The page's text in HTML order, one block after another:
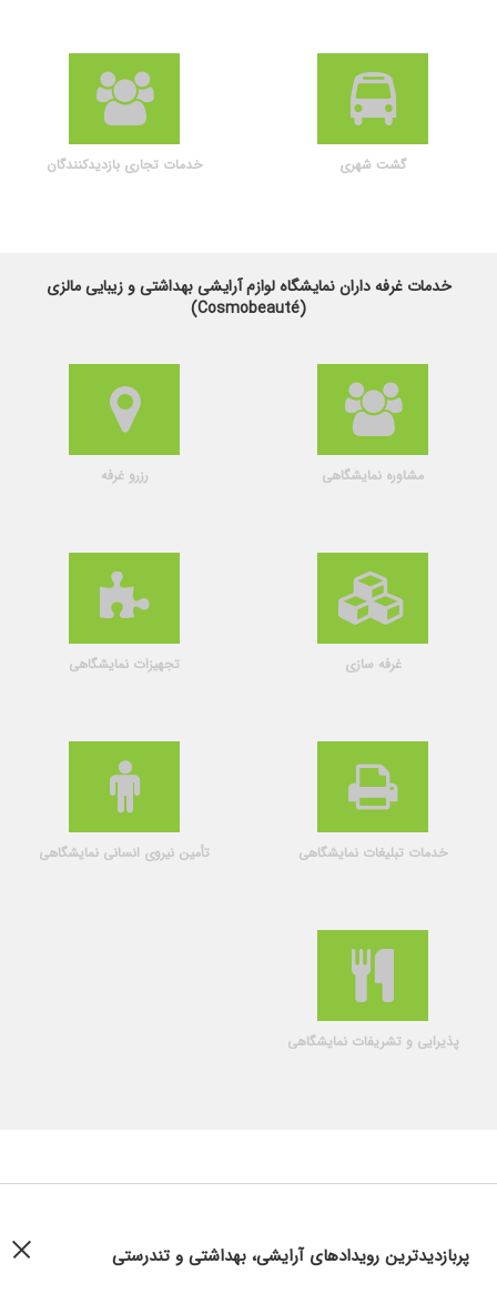
گشت شهری خدمات تجاری بازدیدکنندگان
خدمات غرفه داران نمایشگاه لوازم آرایشی بهداشتی و زیبایی مالزی
(Cosmobeauté)
مشاوره نمایشگاهی رزرو غرفه
غرفه سازی تجهیزات نمایشگاهی
خدمات تبلیغات نمایشگاهی تأمین نیروی انسانی نمایشگاهی
پذیرایی و تشریفات نمایشگاهی
پربازدیدترین رویدادهای آرایشی، بهداشتی و تندرستی